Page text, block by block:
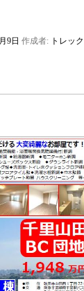
9日 作成者: トレッ